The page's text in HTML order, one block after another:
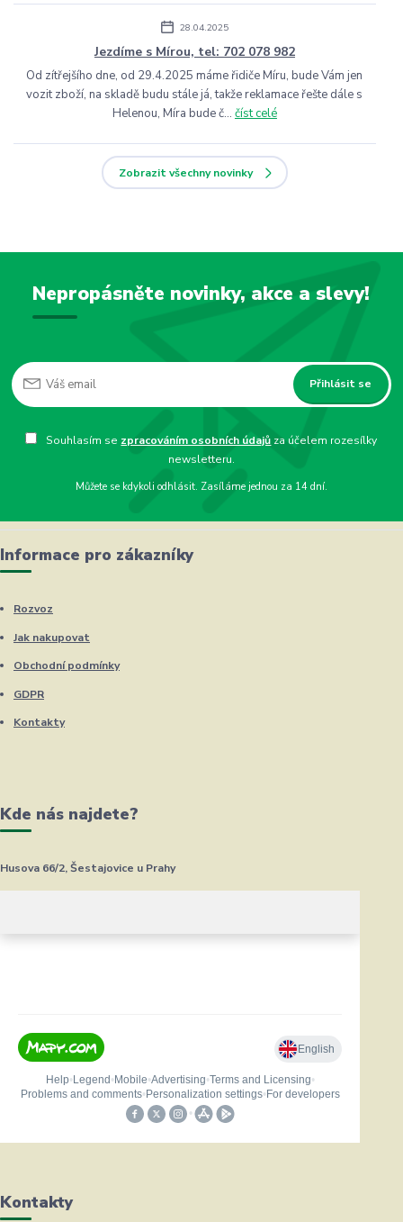
28.04.2025
Jezdíme s Mírou, tel: 702 078 982
Od zítřejšího dne, od 29.4.2025 máme řidiče Míru, bude Vám jen
vozit zboží, na skladě budu stále já, takže reklamace řešte dále s
Helenou, Míra bude č... číst celé
Zobrazit všechny novinky
Nepropásněte novinky, akce a slevy!
Přihlásit se
Souhlasím se zpracováním osobních údajů za účelem rozesílky
newsletteru.
Můžete se kdykoli odhlásit. Zasíláme jednou za 14 dní.
Informace pro zákazníky
Rozvoz
Jak nakupovat
Obchodní podmínky
GDPR
Kontakty
Kde nás najdete?
Husova 66/2, Šestajovice u Prahy
Kontakty